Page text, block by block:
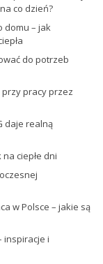
co dzień?
domu – jak
do potrzeb
przy pracy przez
daje realną
ciepłe dni
w Polsce – jakie są
inspiracje i